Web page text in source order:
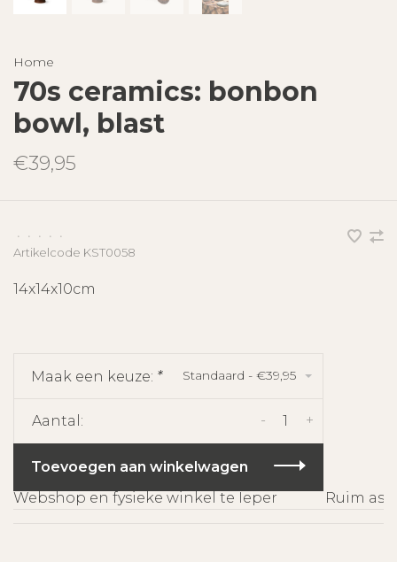
Home
70s ceramics: bonbon
bowl, blast
€39,95
• • • •
•
Artikelcode KST0058
14x14x10cm
Maak een keuze: * Standaard - €39,95
Aantal: +
-
Toevoegen aan winkelwagen
Webshop en fysieke winkel te Ieper
Ruim